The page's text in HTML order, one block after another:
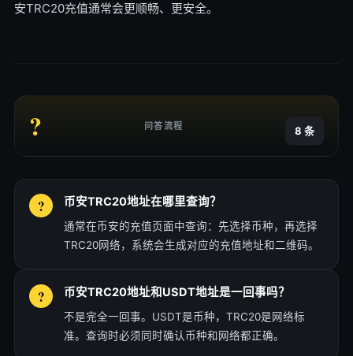
安TRC20充值通常会更顺畅、更安全。
? 问答流程 8 条
币安TRC20地址在哪里查询？
通常在币安的充值页面中查询：先选择币种，再选择
TRC20网络，系统会生成对应的充值地址和二维码。
币安TRC20地址和USDT地址是一回事吗？
不是完全一回事。USDT是币种，TRC20是网络标
准。查询时必须同时确认币种和网络都正确。